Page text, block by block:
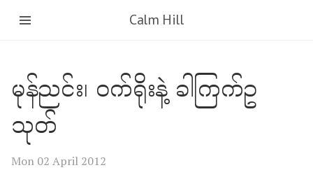
Calm Hill
မုန်ညင်း၊ ဝက်ရိုးနဲ့ ခါကြက်ဥ
သုတ်
Mon 02 April 2012